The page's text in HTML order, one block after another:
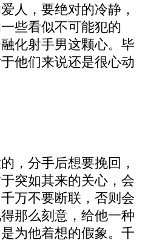
人，要绝对的冷静，
些看似不可能犯的
化射手男这颗心。毕
他们来说还是很心动
，分手后想要挽回，
突如其来的关心，会
万不要断联，否则会
那么刻意，给他一种
为他着想的假象。千